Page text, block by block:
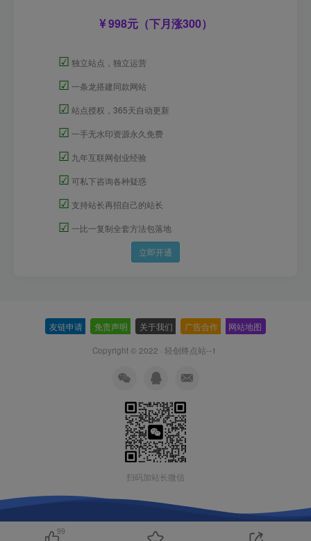
998元（下月涨300）
☑ 独立站点，独立运营
☑ 一条龙搭建同款网站
☑ 站点授权，365天自动更新
☑ 一手无水印资源永久免费
☑ 九年互联网创业经验
☑ 可私下咨询各种疑惑
☑ 支持站长再招自己的站长
☑ 一比一复制全套方法包落地
立即开通
友链申请 免责声明 关于我们 广告合作 网站地图
Copyright © 2022 · 轻创终点站--1
扫码加站长微信
99